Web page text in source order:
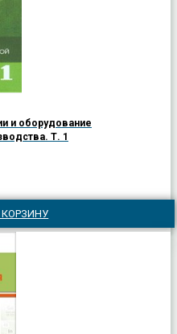
и оборудование
Т. 1
КОРЗИНУ